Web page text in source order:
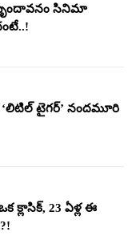
సినిమా
‘లిటిల్ టైగర్’ నందమూరి
క్లాసిక్, 23 ఏళ్ల ఈ